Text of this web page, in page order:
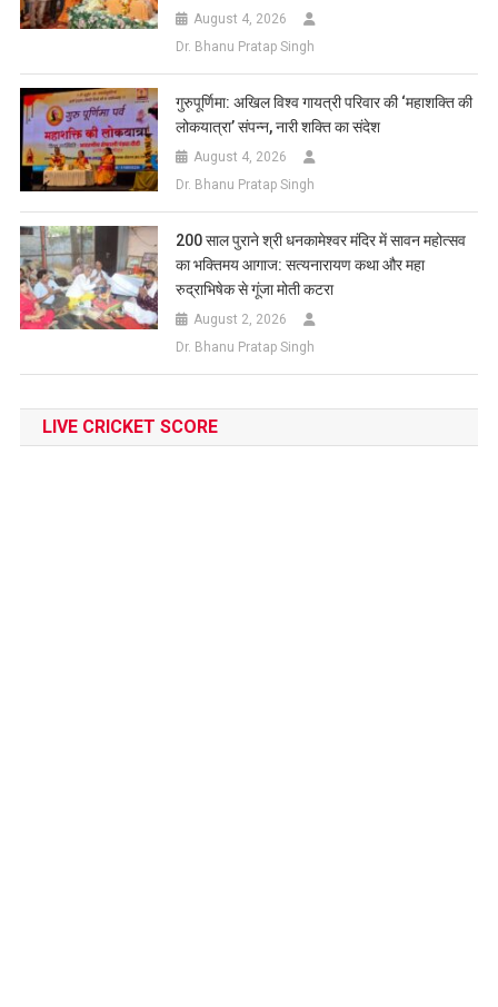
August 4, 2026
Dr. Bhanu Pratap Singh
गुरुपूर्णिमा: अखिल विश्व गायत्री परिवार की ‘महाशक्ति की
लोकयात्रा’ संपन्न, नारी शक्ति का संदेश
August 4, 2026
Dr. Bhanu Pratap Singh
200 साल पुराने श्री धनकामेश्वर मंदिर में सावन महोत्सव
का भक्तिमय आगाज: सत्यनारायण कथा और महा
रुद्राभिषेक से गूंजा मोती कटरा
August 2, 2026
Dr. Bhanu Pratap Singh
LIVE CRICKET SCORE